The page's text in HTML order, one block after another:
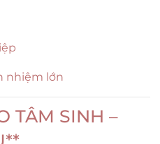
nhiệm lớn
TÂM SINH –